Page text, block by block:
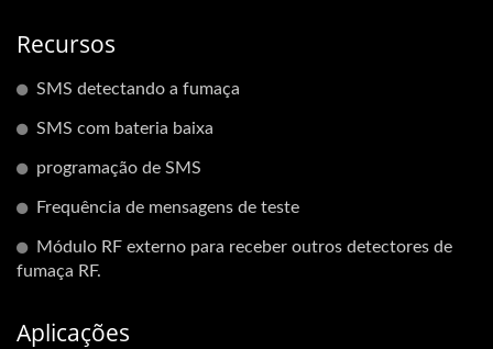
Recursos
SMS detectando a fumaça
SMS com bateria baixa
programação de SMS
Frequência de mensagens de teste
Módulo RF externo para receber outros detectores de
fumaça RF.
Aplicações